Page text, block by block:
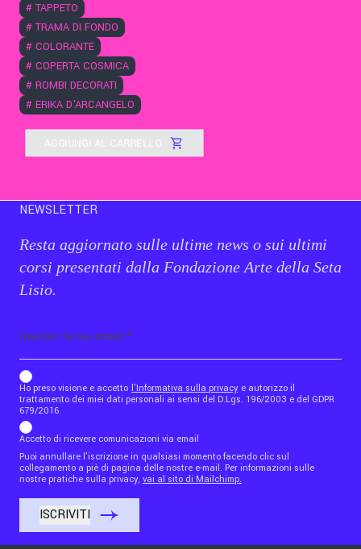
# TAPPETO
# TRAMA DI FONDO
# COLORANTE
# COPERTA COSMICA
# ROMBI DECORATI
# ERIKA D'ARCANGELO
AGGIUNGI AL CARRELLO
NEWSLETTER
Resta aggiornato sulle ultime news o sui ultimi
corsi presentati dalla Fondazione Arte della Seta
Lisio.
b_b43a7bd9734c7124b3be52921_1911023b36
Ho preso visione e accetto l'Informativa sulla privacy e autorizzo il
trattamento dei miei dati personali ai sensi del D.Lgs. 196/2003 e del GDPR
679/2016
Accetto di ricevere comunicazioni via email
Puoi annullare l'iscrizione in qualsiasi momento facendo clic sul
collegamento a piè di pagina delle nostre e-mail. Per informazioni sulle
nostre pratiche sulla privacy, vai al sito di Mailchimp.